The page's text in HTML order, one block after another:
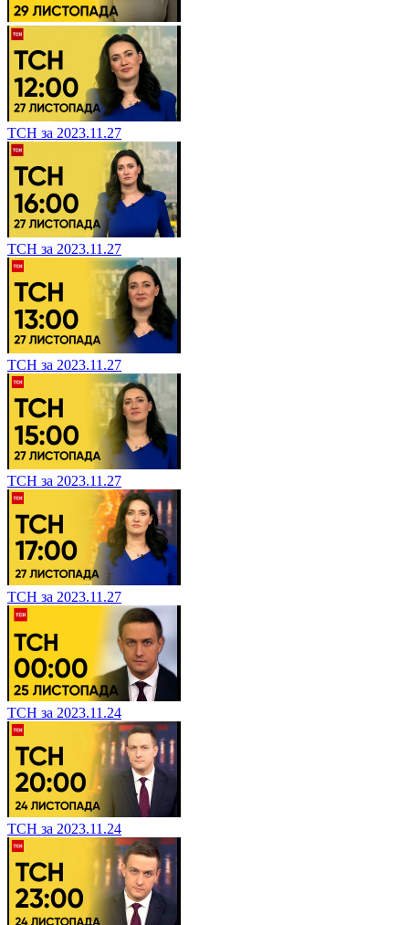
ТСН за 2023.11.27
ТСН за 2023.11.27
ТСН за 2023.11.27
ТСН за 2023.11.27
ТСН за 2023.11.27
ТСН за 2023.11.24
ТСН за 2023.11.24